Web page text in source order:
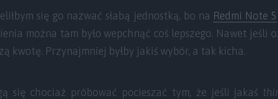
się go nazwać słabą jednostką, bo na Redmi Note 5
można tam było wepchnąć coś lepszego. Nawet jeśli
kwotę. Przynajmniej byłby jakiś wybór, a tak kicha.
się chociaż próbować pocieszać tym, że jeśli jakaś